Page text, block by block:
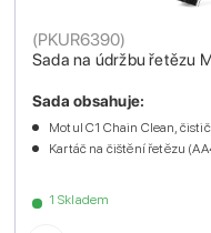
Sada na údržbu řetězu
(PKUR6390)
1 Skladem
Sada obsahuje:
Motul C1 Chain Clean,
Kartáč na čištění řetězu